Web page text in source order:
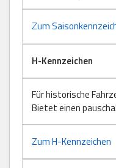
Zum
H-Kennzeichen
Für historische
Bietet einen
Zum H-Kennzeichen